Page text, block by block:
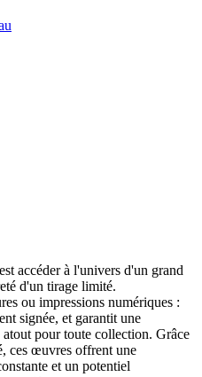
accéder à l'univers d'un grand
d'un tirage limité.
ou impressions numériques :
signée, et garantit une
pour toute collection. Grâce
ces œuvres offrent une
et un potentiel